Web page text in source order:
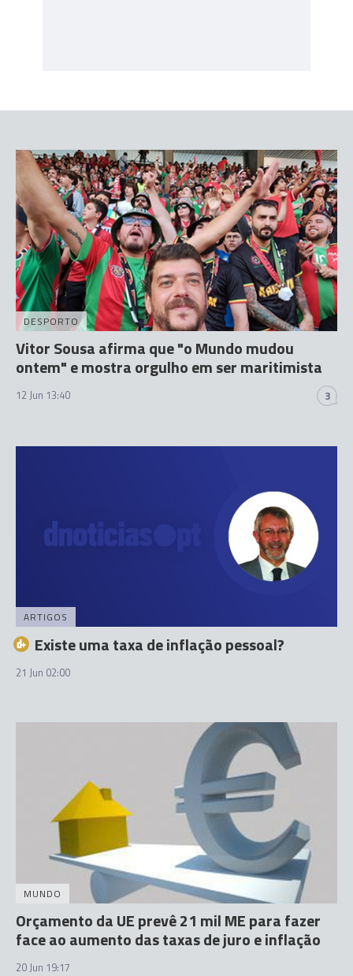
DESPORTO
Vitor Sousa afirma que "o Mundo mudou
ontem" e mostra orgulho em ser maritimista
12 Jun 13:40 3
ARTIGOS
Existe uma taxa de inflação pessoal?
21 Jun 02:00
MUNDO
Orçamento da UE prevê 21 mil ME para fazer
face ao aumento das taxas de juro e inflação
20 Jun 19:17